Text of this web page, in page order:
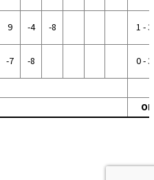
9 -4 -8 1 - 3
-7 -8 0 - 3